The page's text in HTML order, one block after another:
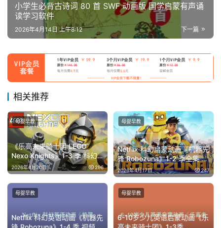
英
语
启
小学生必背古诗词 80 首 SWF 动画版 国学启蒙有声诵
读学习软件
下一篇
2026年4月14日 上午8:12
相关推荐
《乐高未来骑士团 LEGO
Nexo Knights》1-3 季 科幻
机甲骑士冒险 7-13 岁少儿英
语启蒙动画
2026年4月20日 296
母婴早教
Netflix 科幻启蒙动画《机器先
锋 Robozuna》1-2 季全集 高
清视频 + 原版音频 10.68GB
少儿英语进阶素材
2026年4月17日 247
母婴早教
Netflix 科幻英语动画《机器先
母婴早教
6-10岁少儿英语启蒙动画《乐
母婴早教